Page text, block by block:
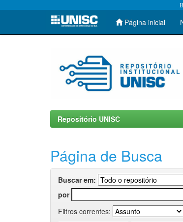
Skip
Página inicial
Repositório UNISC
Página de Busca
Buscar em:
por
Filtros correntes: